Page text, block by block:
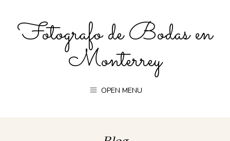
Fotografo de Bodas en
Monterrey
OPEN MENU